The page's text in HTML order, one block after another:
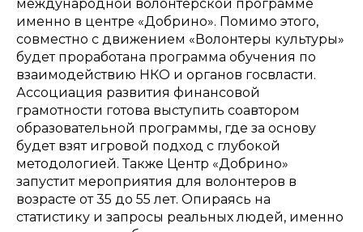
международной волонтерской программе
именно в центре «Добрино». Помимо этого,
совместно с движением «Волонтеры культуры»
будет проработана программа обучения по
взаимодействию НКО и органов госвласти.
Ассоциация развития финансовой
грамотности готова выступить соавтором
образовательной программы, где за основу
будет взят игровой подход с глубокой
методологией. Также Центр «Добрино»
запустит мероприятия для волонтеров в
возрасте от 35 до 55 лет. Опираясь на
статистику и запросы реальных людей, именно